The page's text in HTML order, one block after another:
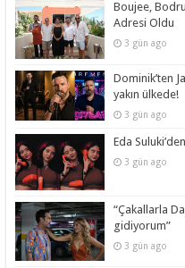
Boujee,
Adresi Oldu
3 gün ago
Dominik’ten
yakın ülkede!
3 gün ago
Eda
3 gün ago
“Çakallarla
gidiyorum”
3 gün ago